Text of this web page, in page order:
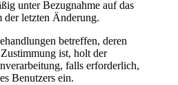
unter Bezugnahme auf das
der letzten Änderung.
betreffen, deren
ist, holt der
falls erforderlich,
Benutzers ein.